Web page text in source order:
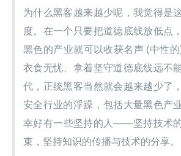
为什么黑客越来越少呢，我觉得是
度。在一个只要把道德底线放低点
黑色的产业就可以收获名声 (中性的
衣食无忧、拿着坚守道德底线远不
代，正统黑客当然就会越来越少了
安全行业的浮躁，包括大量黑色产
幸好有一些坚持的人——坚持技术
束，坚持知识的传播与技术的分享。